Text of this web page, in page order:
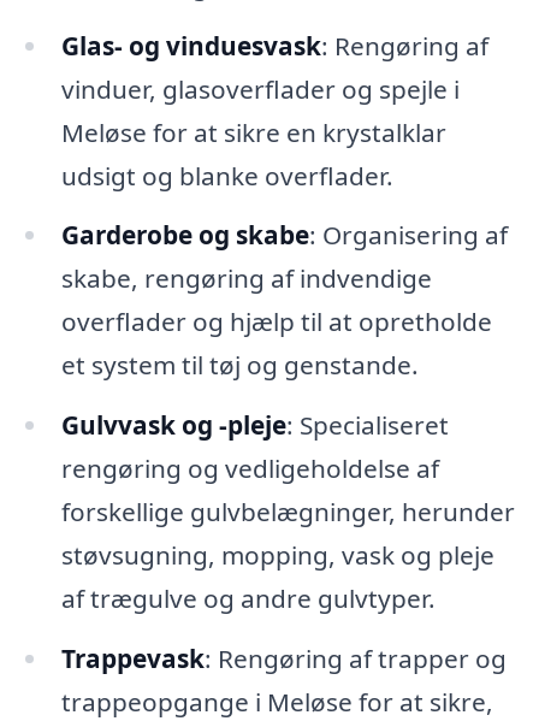
Glas- og vinduesvask: Rengøring af
vinduer, glasoverflader og spejle i
Meløse for at sikre en krystalklar
udsigt og blanke overflader.
Garderobe og skabe: Organisering af
skabe, rengøring af indvendige
overflader og hjælp til at opretholde
et system til tøj og genstande.
Gulvvask og -pleje: Specialiseret
rengøring og vedligeholdelse af
forskellige gulvbelægninger, herunder
støvsugning, mopping, vask og pleje
af trægulve og andre gulvtyper.
Trappevask: Rengøring af trapper og
trappeopgange i Meløse for at sikre,